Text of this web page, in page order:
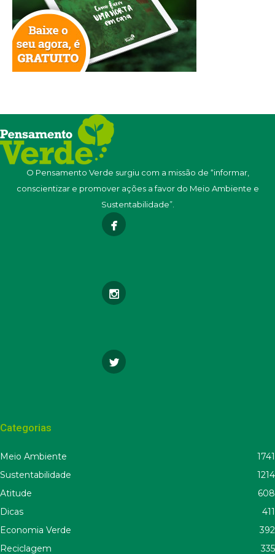
O Pensamento Verde surgiu com a missão de “informar,
conscientizar e promover ações a favor do Meio Ambiente e
Sustentabilidade”.
Categorias
Meio Ambiente
1741
Sustentabilidade
1214
Atitude
608
Dicas
411
Economia Verde
392
Reciclagem
335